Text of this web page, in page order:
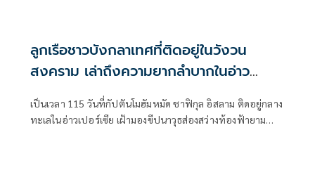
ลูกเรือชาวบังกลาเทศที่ติดอยู่ในวังวน
สงคราม เล่าถึงความยากลำบากในอ่าว
เป็นเวลา 115 วันที่กัปตันโมฮัมหมัด ชาฟิกุล อิสลาม ติดอยู่กลาง
ทะเลในอ่าวเปอร์เซีย เฝ้ามองขีปนาวุธส่องสว่างท้องฟ้ายาม